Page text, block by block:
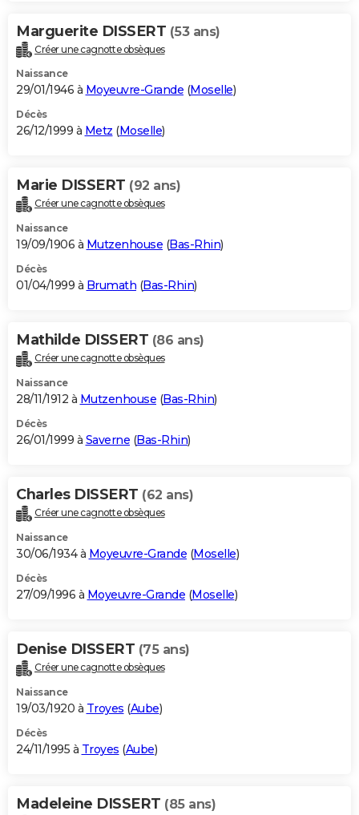
Marguerite DISSERT (53 ans)
Créer une cagnotte obsèques
Naissance
29/01/1946 à Moyeuvre-Grande (Moselle)
Décès
26/12/1999 à Metz (Moselle)
Marie DISSERT (92 ans)
Créer une cagnotte obsèques
Naissance
19/09/1906 à Mutzenhouse (Bas-Rhin)
Décès
01/04/1999 à Brumath (Bas-Rhin)
Mathilde DISSERT (86 ans)
Créer une cagnotte obsèques
Naissance
28/11/1912 à Mutzenhouse (Bas-Rhin)
Décès
26/01/1999 à Saverne (Bas-Rhin)
Charles DISSERT (62 ans)
Créer une cagnotte obsèques
Naissance
30/06/1934 à Moyeuvre-Grande (Moselle)
Décès
27/09/1996 à Moyeuvre-Grande (Moselle)
Denise DISSERT (75 ans)
Créer une cagnotte obsèques
Naissance
19/03/1920 à Troyes (Aube)
Décès
24/11/1995 à Troyes (Aube)
Madeleine DISSERT (85 ans)